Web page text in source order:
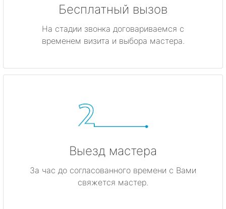
Бесплатный вызов
На стадии звонка договариваемся с
временем визита и выбора мастера.
Выезд мастера
За час до согласованного времени с Вами
свяжется мастер.